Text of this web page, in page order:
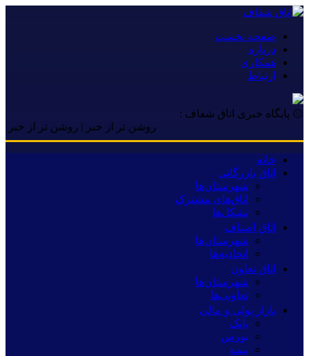
صفحه نخست
درباره
همکاری
ارتباط
۞ پایگاه خبری اتاق شفاف :
روشن تر از خبر | روشن تر از خبر |
خانه
اتاق بازرگانی
شهرستان‌ها
اتاق‌های مشترک
تشکل‌ها
اتاق اصناف
شهرستان‌ها
اتحادیه‌ها
اتاق تعاون
شهرستان‌ها
تعاونی‌ها
بازار پولی و مالی
بانک
بورس
بیمه